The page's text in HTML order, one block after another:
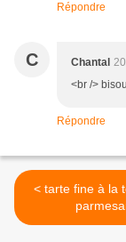
Répondre
C Chantal
<br />
Répondre
< tarte fine à la tomate et